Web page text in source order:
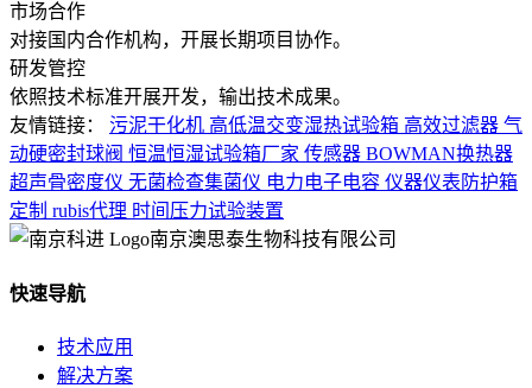
市场合作
对接国内合作机构，开展长期项目协作。
研发管控
依照技术标准开展开发，输出技术成果。
友情链接：
污泥干化机 高低温交变湿热试验箱 高效过滤器 气
动硬密封球阀 恒温恒湿试验箱厂家 传感器 BOWMAN换热器
超声骨密度仪 无菌检查集菌仪 电力电子电容 仪器仪表防护箱
定制 rubis代理 时间压力试验装置
南京澳思泰生物科技有限公司
快速导航
技术应用
解决方案